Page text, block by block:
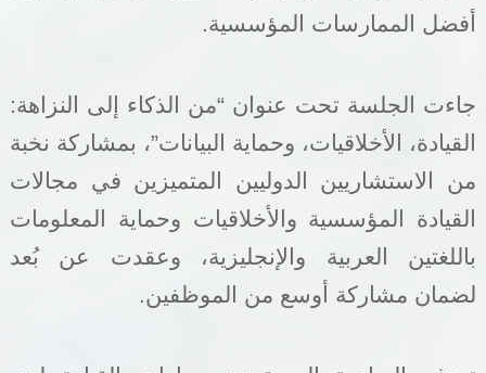
أفضل الممارسات المؤسسية.
جاءت الجلسة تحت عنوان “من الذكاء إلى النزاهة:
القيادة، الأخلاقيات، وحماية البيانات”، بمشاركة نخبة
من الاستشاريين الدوليين المتميزين في مجالات
القيادة المؤسسية والأخلاقيات وحماية المعلومات
باللغتين العربية والإنجليزية، وعقدت عن بُعد
لضمان مشاركة أوسع من الموظفين.